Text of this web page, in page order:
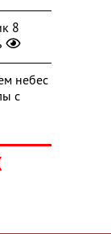
8
небес
с